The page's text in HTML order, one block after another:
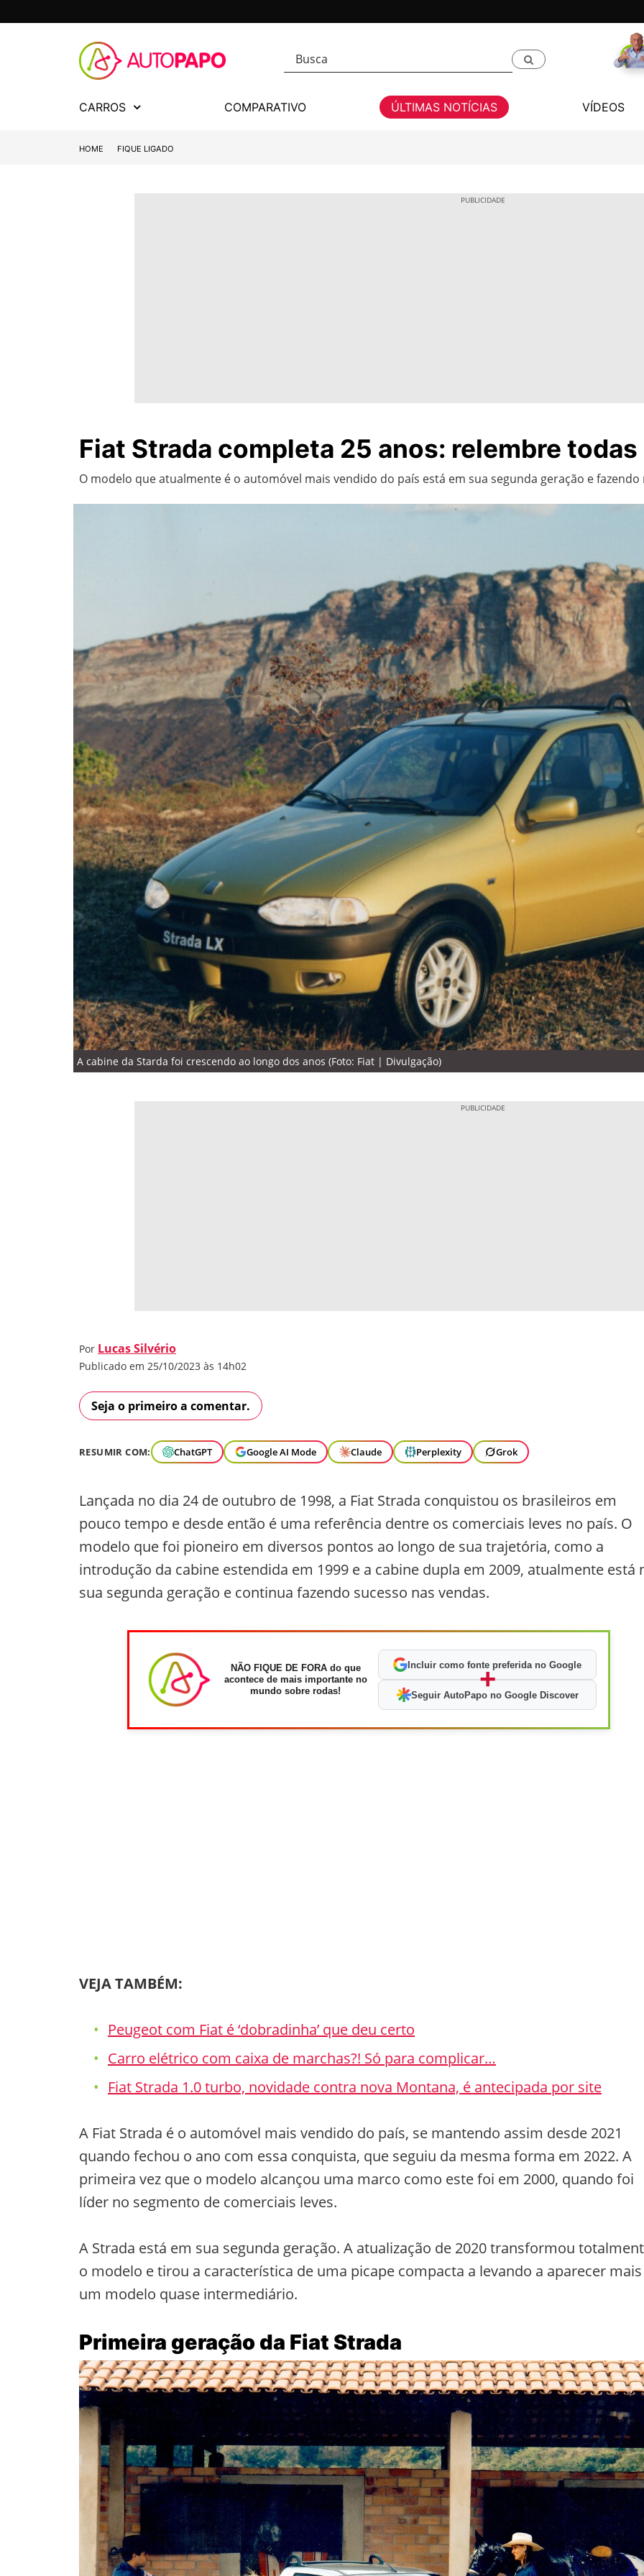
CARROS COMPARATIVO ÚLTIMAS NOTÍCIAS VÍDEOS
HOME FIQUE LIGADO
Fiat Strada completa 25 anos: relembre
O modelo que atualmente é o automóvel mais vendido do país está em sua segunda geração e
A cabine da Starda foi crescendo ao longo dos anos (Foto: Fiat | Divulgação)
Por Lucas Silvério
Publicado em 25/10/2023 às 14h02
Seja o primeiro a comentar.
RESUMIR COM: ChatGPT Google AI Mode Claude Perplexity Grok
Lançada no dia 24 de outubro de 1998, a Fiat Strada conquistou os brasileiros em
pouco tempo e desde então é uma referência dentre os comerciais leves no país. O
modelo que foi pioneiro em diversos pontos ao longo de sua trajetória, como a
introdução da cabine estendida em 1999 e a cabine dupla em 2009, atualmente está
sua segunda geração e continua fazendo sucesso nas vendas.
NÃO FIQUE DE FORA do que
acontece de mais importante no
mundo sobre rodas!
Incluir como fonte preferida no Google
+
Seguir AutoPapo no Google Discover
VEJA TAMBÉM:
Peugeot com Fiat é ‘dobradinha’ que deu certo
Carro elétrico com caixa de marchas?! Só para complicar…
Fiat Strada 1.0 turbo, novidade contra nova Montana, é antecipada por site
A Fiat Strada é o automóvel mais vendido do país, se mantendo assim desde 2021
quando fechou o ano com essa conquista, que seguiu da mesma forma em 2022. A
primeira vez que o modelo alcançou uma marco como este foi em 2000, quando foi
líder no segmento de comerciais leves.
A Strada está em sua segunda geração. A atualização de 2020 transformou
o modelo e tirou a característica de uma picape compacta a levando a aparecer mais
um modelo quase intermediário.
Primeira geração da Fiat Strada